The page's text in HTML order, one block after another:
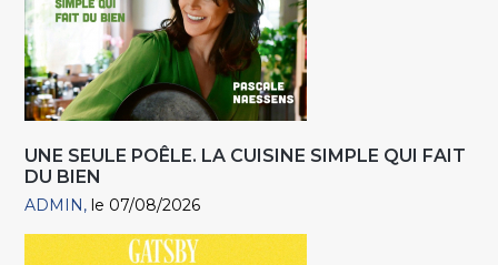
UNE SEULE POÊLE. LA CUISINE SIMPLE QUI FAIT
DU BIEN
ADMIN le 07/08/2026